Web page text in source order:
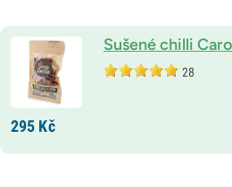
Sušené chilli
28
295 Kč